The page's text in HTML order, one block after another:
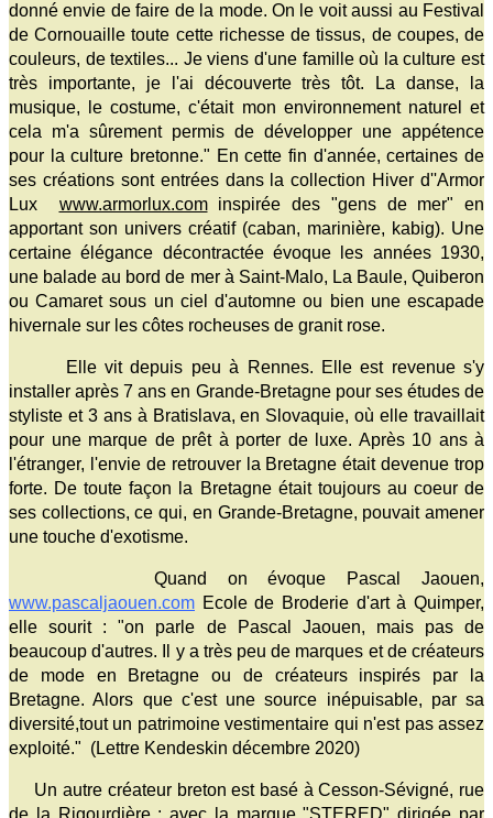
donné envie de faire de la mode. On le voit aussi au Festival
de Cornouaille toute cette richesse de tissus, de coupes, de
couleurs, de textiles... Je viens d'une famille où la culture est
très importante, je l'ai découverte très tôt. La danse, la
musique, le costume, c'était mon environnement naturel et
cela m'a sûrement permis de développer une appétence
pour la culture bretonne." En cette fin d'année, certaines de
ses créations sont entrées dans la collection Hiver d''Armor
Lux www.armorlux.cominspirée des "gens de mer" en
apportant son univers créatif (caban, marinière, kabig). Une
certaine élégance décontractée évoque les années 1930,
une balade au bord de mer à Saint-Malo, La Baule, Quiberon
ou Camaret sous un ciel d'automne ou bien une escapade
hivernale sur les côtes rocheuses de granit rose.
Elle vit depuis peu à Rennes. Elle est revenue s'y
installer après 7 ans en Grande-Bretagne pour ses études de
styliste et 3 ans à Bratislava, en Slovaquie, où elle travaillait
pour une marque de prêt à porter de luxe. Après 10 ans à
l'étranger, l'envie de retrouver la Bretagne était devenue trop
forte. De toute façon la Bretagne était toujours au coeur de
ses collections, ce qui, en Grande-Bretagne, pouvait amener
une touche d'exotisme.
Quand on évoque Pascal Jaouen,
www.pascaljaouen.com Ecole de Broderie d'art à Quimper,
elle sourit : "on parle de Pascal Jaouen, mais pas de
beaucoup d'autres. Il y a très peu de marques et de créateurs
de mode en Bretagne ou de créateurs inspirés par la
Bretagne. Alors que c'est une source inépuisable, par sa
diversité,tout un patrimoine vestimentaire qui n'est pas assez
exploité." (Lettre Kendeskin décembre 2020)
Un autre créateur breton est basé à Cesson-Sévigné, rue
de la Rigourdière : avec la marque "STERED" dirigée par